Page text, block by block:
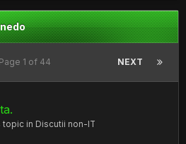
NEXT
Page 1 of 44
topic in Discutii non-IT